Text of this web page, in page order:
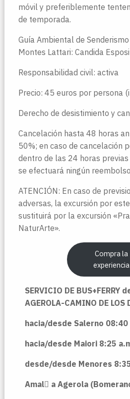
móvil y preferiblemente
de temporada.
Guía Ambiental de
Montes Lattari: Candida
Responsabilidad civil: activa
Precio: 45 euros por persona
Derecho de desistimiento y
Cancelación hasta 48 horas
50%; en caso de cancelación
dentro de las 24 horas
se efectuará ningún
ATENCIÓN: En caso de
adversas, la excursión por
sustituirá por la excursión
NaturArte».
Compra la
experiencia
SERVICIO DE BUS+FERRY
AGEROLA-CAMINO DE LOS
hacia/desde Salerno 08:40
hacia/desde Maiori 8:25
desde/desde Menores
Amal a Agerola